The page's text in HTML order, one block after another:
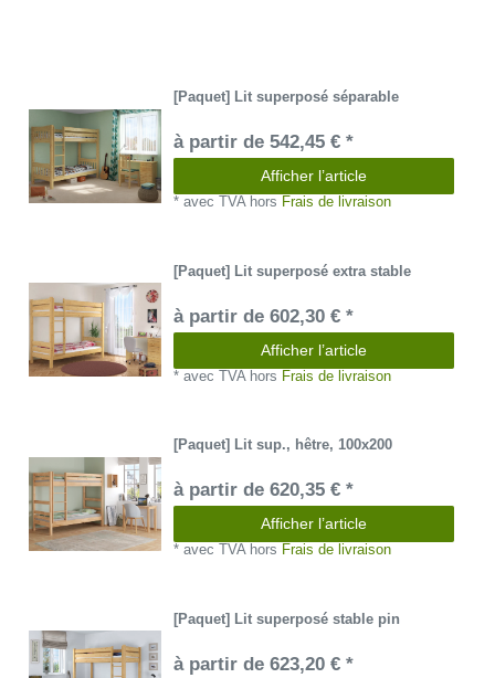
[Paquet] Lit superposé séparable
à partir de 542,45 € *
Afficher l’article
*avec TVAhors Frais de livraison
[Paquet] Lit superposé extra stable
à partir de 602,30 € *
Afficher l’article
*avec TVA hors Frais de livraison
[Paquet] Lit sup., hêtre, 100x200
à partir de 620,35 € *
Afficher l’article
*avec TVAhors Frais de livraison
[Paquet] Lit superposé stable pin
à partir de 623,20 € *